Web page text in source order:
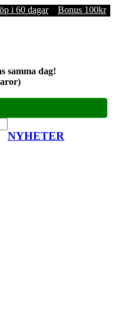
i 60 dagar Bonus 100kr
samma dag!
NYHETER